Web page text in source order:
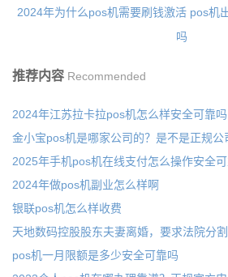
2024年为什么pos机需要刷钱激活 pos机
吗
推荐内容 Recommended
2024年江苏拉卡拉pos机怎么样安全可靠吗
2025年手机pos机在线支付怎么操作安全
2024年做pos机副业怎么样啊
银联pos机怎么样收费
天地数码控股股东夫妻离婚，要求法院分
pos机一月限额是多少安全可靠吗